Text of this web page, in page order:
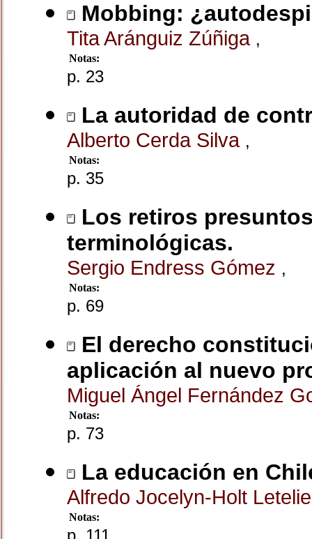
Mobbing:
Tita Aránguiz Zúñiga ,
Notas:
p. 23
La autoridad de
Alberto Cerda Silva ,
Notas:
p. 35
Los retiros
terminológicas.
Sergio Endress Gómez ,
Notas:
p. 69
El derecho
aplicación al nuevo
Miguel Ángel Fernández
Notas:
p. 73
La educación en
Alfredo Jocelyn-Holt
Notas:
p. 111